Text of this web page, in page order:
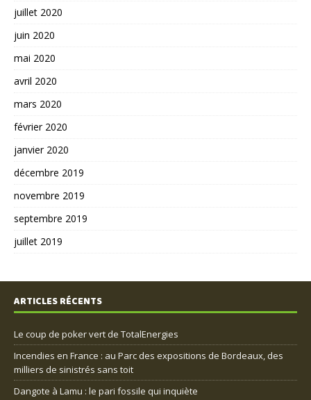
juillet 2020
juin 2020
mai 2020
avril 2020
mars 2020
février 2020
janvier 2020
décembre 2019
novembre 2019
septembre 2019
juillet 2019
ARTICLES RÉCENTS
Le coup de poker vert de TotalEnergies
Incendies en France : au Parc des expositions de Bordeaux, des
milliers de sinistrés sans toit
Dangote à Lamu : le pari fossile qui inquiète